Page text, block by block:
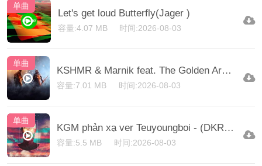
单曲
Let's get loud Butterfly(Jager )
容量:4.07 MB 时间:2026-08-03
单曲
KSHMR & Marnik feat. The Golden Army - Shiva
容量:7.01 MB 时间:2026-08-03
单曲
KGM phản xạ ver Teuyoungboi - (DKR Mash)
容量:5.5 MB 时间:2026-08-03